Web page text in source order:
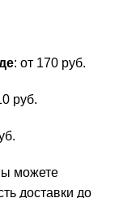
: от 170 руб.
руб.
можете
доставки до